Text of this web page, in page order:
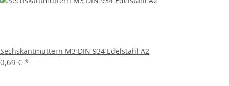
Sechskantmuttern M3 DIN 934 Edelstahl A2
0,69 € *